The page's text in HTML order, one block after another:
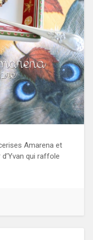
Amarena et
qui raffole